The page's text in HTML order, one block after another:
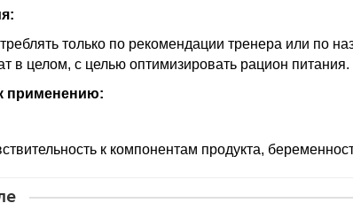
только по рекомендации тренера или по
в целом, с целью оптимизировать рацион
применению:
к компонентам продукта,